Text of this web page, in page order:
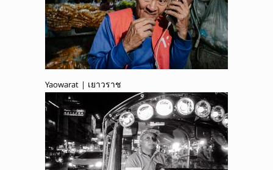
Yaowarat | เยาวราช